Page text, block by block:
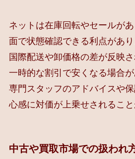
ネットは在庫回転やセールが
面で状態確認できる利点があ
国際配送や卸価格の差が反映さ
一時的な割引で安くなる場合
専門スタッフのアドバイスや
心感に対価が上乗せされること
中古や買取市場での扱われ